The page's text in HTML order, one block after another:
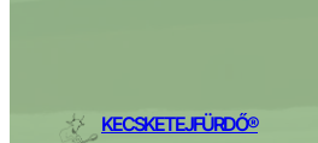
KECSKETEJFÜRDŐ®